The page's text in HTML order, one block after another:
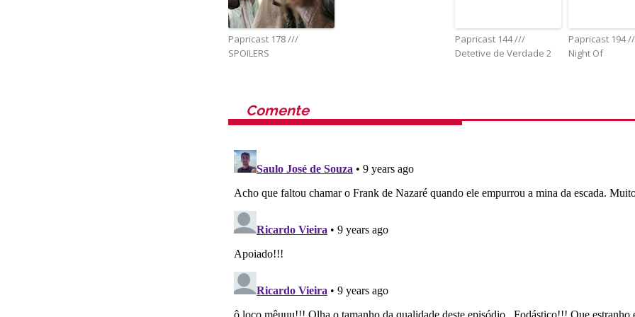
Papricast 178 ///
SPOILERS
Papricast 144 ///
Detetive de Verdade 2
Papricast 194
Night Of
Comente